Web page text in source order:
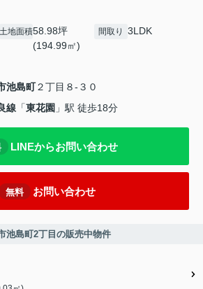
土地面積58.98坪
(194.99㎡)
間取り 3LDK
池島町２丁目８-３０
線 「東花園 」駅 徒歩18分
LINEからお問い合わせ
無料 お問い合わせ
池島町2丁目の販売中物件